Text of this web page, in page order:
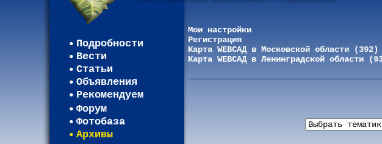
Подробности
Вести
Статьи
Объявления
Рекомендуем
Форум
Фотобаза
Архивы
Мои настройки
Регистрация
Карта WEBСАД в Московской области (392)
Карта WEBСАД в Ленинградской области